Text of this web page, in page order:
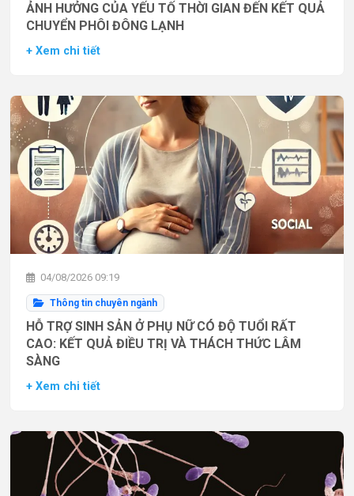
ẢNH HƯỞNG CỦA YẾU TỐ THỜI GIAN ĐẾN KẾT QUẢ
CHUYỂN PHÔI ĐÔNG LẠNH
+ Xem chi tiết
04/08/2026 09:19
Thông tin chuyên ngành
HỖ TRỢ SINH SẢN Ở PHỤ NỮ CÓ ĐỘ TUỔI RẤT
CAO: KẾT QUẢ ĐIỀU TRỊ VÀ THÁCH THỨC LÂM
SÀNG
+ Xem chi tiết